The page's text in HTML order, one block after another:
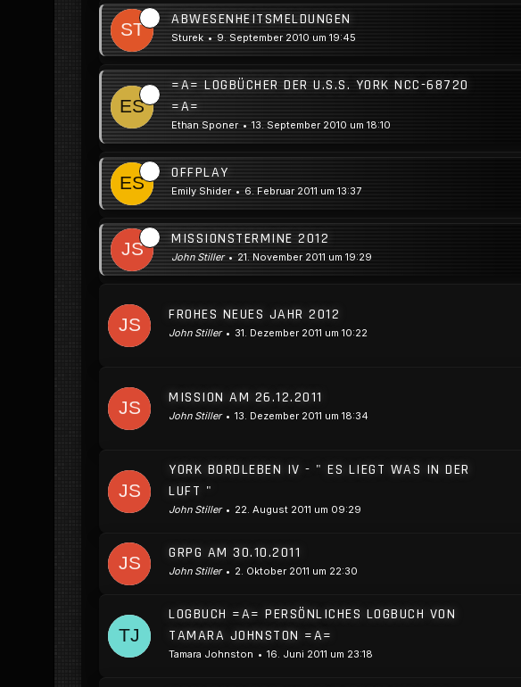
ABWESENHEITSMELDUNGEN
Sturek 9. September 2010 um 19:45
=A= LOGBÜCHER DER U.S.S. YORK NCC-68720
=A=
Ethan Sponer 13. September 2010 um 18:10
OFFPLAY
Emily Shider 6. Februar 2011 um 13:37
MISSIONSTERMINE 2012
John Stiller 21. November 2011 um 19:29
FROHES NEUES JAHR 2012
John Stiller 31. Dezember 2011 um 10:22
MISSION AM 26.12.2011
John Stiller 13. Dezember 2011 um 18:34
YORK BORDLEBEN IV - " ES LIEGT WAS IN DER
LUFT "
John Stiller 22. August 2011 um 09:29
GRPG AM 30.10.2011
John Stiller 2. Oktober 2011 um 22:30
LOGBUCH =A= PERSÖNLICHES LOGBUCH VON
TAMARA JOHNSTON =A=
Tamara Johnston 16. Juni 2011 um 23:18